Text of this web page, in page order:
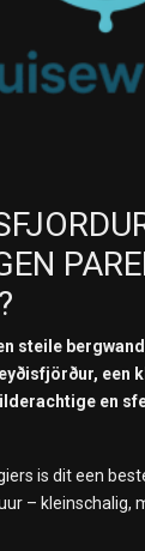
steile
een
en
is dit een
– kleinschalig,